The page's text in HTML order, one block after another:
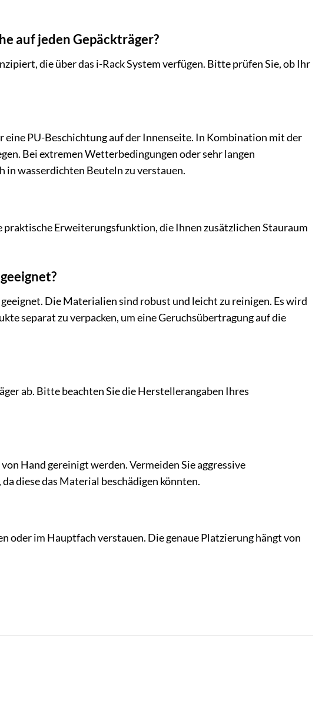
auf jeden Gepäckträger?
die über das i-Rack System verfügen. Bitte prüfen Sie, ob Ihr
PU-Beschichtung auf der Innenseite. In Kombination mit der
Bei extremen Wetterbedingungen oder sehr langen
in wasserdichten Beuteln zu verstauen.
praktische Erweiterungsfunktion, die Ihnen zusätzlichen Stauraum
Die Materialien sind robust und leicht zu reinigen. Es wird
separat zu verpacken, um eine Geruchsübertragung auf die
ab. Bitte beachten Sie die Herstellerangaben Ihres
von Hand gereinigt werden. Vermeiden Sie aggressive
diese das Material beschädigen könnten.
oder im Hauptfach verstauen. Die genaue Platzierung hängt von